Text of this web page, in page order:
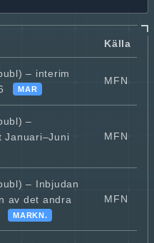
Källa
– interim
MAR
MFN
–
Januari–Juni
MFN
– Inbjudan
av det andra
MARKN.
MFN